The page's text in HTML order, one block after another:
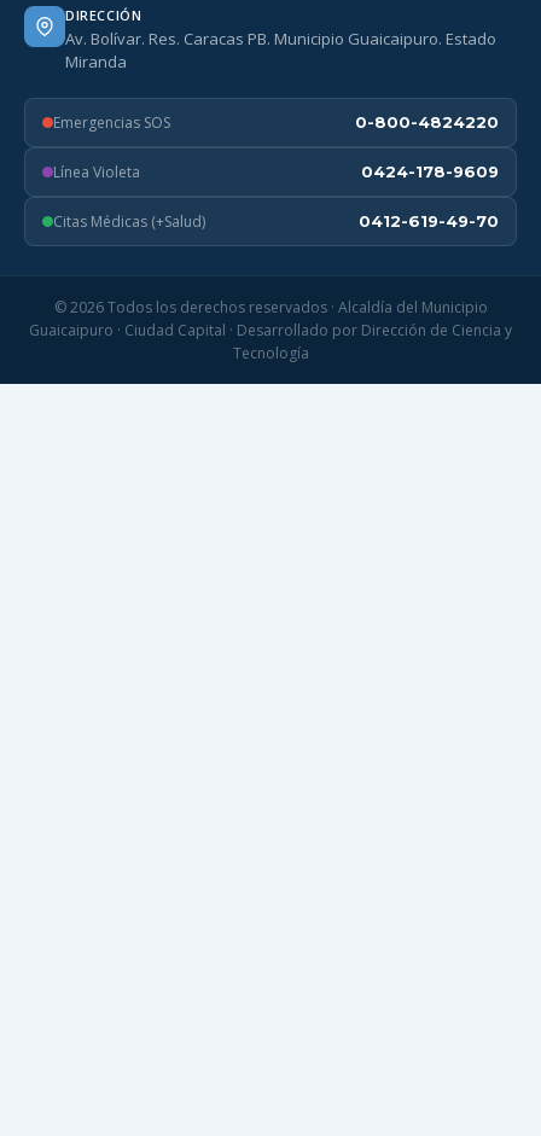
DIRECCIÓN
Av. Bolívar. Res. Caracas PB. Municipio Guaicaipuro. Estado
Miranda
Emergencias SOS 0-800-4824220
Línea Violeta 0424-178-9609
Citas Médicas (+Salud) 0412-619-49-70
© 2026 Todos los derechos reservados · Alcaldía del Municipio
Guaicaipuro · Ciudad Capital · Desarrollado por Dirección de Ciencia y
Tecnología